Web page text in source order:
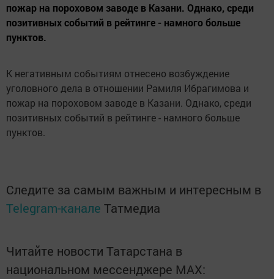
пожар на пороховом заводе в Казани. Однако, среди
позитивных событий в рейтинге - намного больше
пунктов.
К негативным событиям отнесено возбуждение
уголовного дела в отношении Рамиля Ибрагимова и
пожар на пороховом заводе в Казани. Однако, среди
позитивных событий в рейтинге - намного больше
пунктов.
Следите за самым важным и интересным в
Telegram-канале Татмедиа
Читайте новости Татарстана в
национальном мессенджере MАХ: